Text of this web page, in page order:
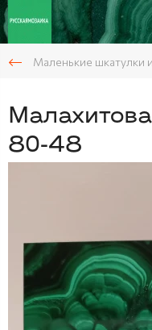
Маленькие шкатулки
80-48